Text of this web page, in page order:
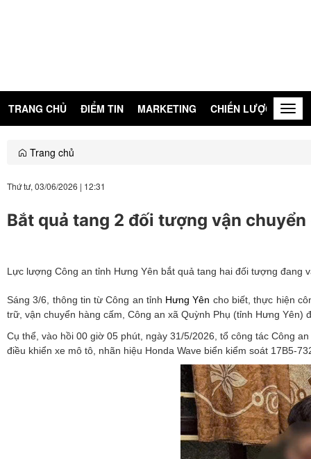
TRANG CHỦ ĐIỂM TIN MARKETING CHIẾN LƯỢC
Trang chủ
Thứ tư, 03/06/2026 | 12:31
Bắt quả tang 2 đối tượng vận
Lực lượng Công an tỉnh Hưng Yên bắt quả tang hai đối tượng đang
Sáng 3/6, thông tin từ Công an tỉnh Hưng Yên cho biết, thực hiện
trữ, vận chuyển hàng cấm, Công an xã Quỳnh Phụ (tỉnh Hưng
Cụ thể, vào hồi 00 giờ 05 phút, ngày 31/5/2026, tổ công tác Công
điều khiển xe mô tô, nhãn hiệu Honda Wave biển kiểm soát 17B5-